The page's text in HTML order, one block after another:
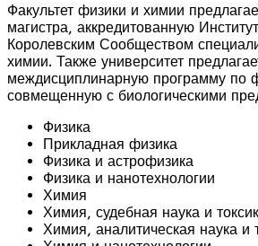
Факультет физики и химии
магистра, аккредитованную
Королевским Сообществом
химии. Также университет
междисциплинарную программу по
совмещенную с биологическими
Физика
Прикладная физика
Физика и астрофизика
Физика и нанотехнологии
Химия
Химия, судебная наука и
Химия, аналитическая наука и